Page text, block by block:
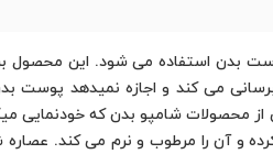
بدن استفاده می شود. این
می کند و اجازه نمیدهد پوست
محصولات شامپو بدن که خودنمایی
و آن را مرطوب و نرم می کند. عصاره